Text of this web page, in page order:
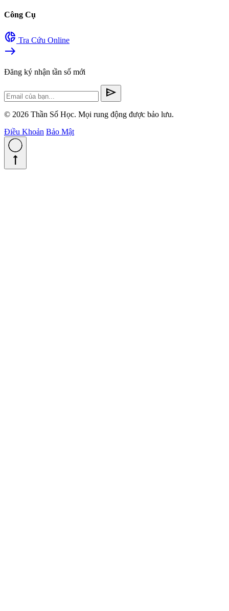
Công Cụ
donut_small Tra Cứu Online
east
Đăng ký nhận tần số mới
send
© 2026 Thần Số Học. Mọi rung động được bảo lưu.
Điều Khoản Bảo Mật
straight